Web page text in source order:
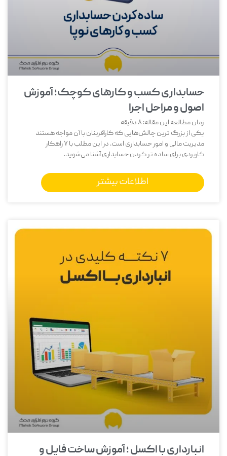
حسابداری کسب و کارهای کوچک؛ آموزش
اصول و مراحل اجرا
زمان مطالعه این مقاله:8دقیقه
یکی از بزرگ‌ ترین چالش‌هایی که کارآفرینان با آن مواجه هستند
مدیریت مالی و امور حسابداری است. در این مطلب با 7 راهکار
کاربردی برای ساده تر کردن حسابداری آشنا می‌شوید.
اطلاعات بیشتر
انبارداری با اکسل ؛ آموزش ساخت فایل و